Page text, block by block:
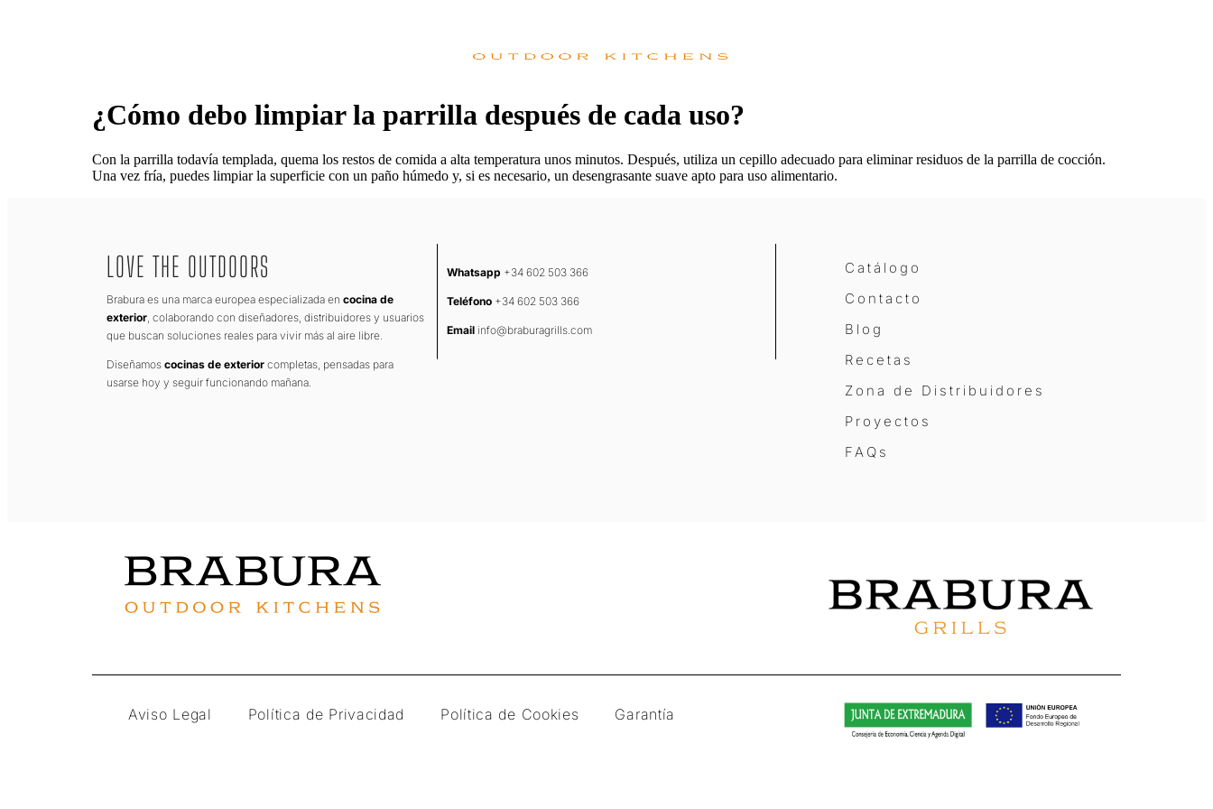
¿Cómo debo limpiar la parrilla después de cada uso?
Con la parrilla todavía templada, quema los restos de comida a alta temperatura unos minutos. Después, utiliza un cepillo adecuado para eliminar residuos de la parrilla de cocción.
Una vez fría, puedes limpiar la superficie con un paño húmedo y, si es necesario, un desengrasante suave apto para uso alimentario.
LOVE THE OUTDOORS
Brabura es una marca europea especializada en cocina de
exterior, colaborando con diseñadores, distribuidores y usuarios
que buscan soluciones reales para vivir más al aire libre.
Diseñamos cocinas de exteriorcompletas, pensadas para
usarse hoy y seguir funcionando mañana.
Whatsapp +34 602 503 366
Teléfono+34 602 503 366
Emailinfo@braburagrills.com
Catálogo
Contacto
Blog
Recetas
Zona de Distribuidores
Proyectos
FAQs
Aviso Legal Política de Privacidad Política de Cookies Garantía